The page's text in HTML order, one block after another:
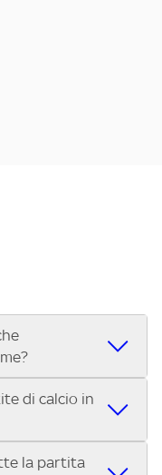
vicino a te per
C Sky Wifi, la
League, la UEFA
1®, la MotoGP™ e
di calcio in
mostrano le partite
la partita